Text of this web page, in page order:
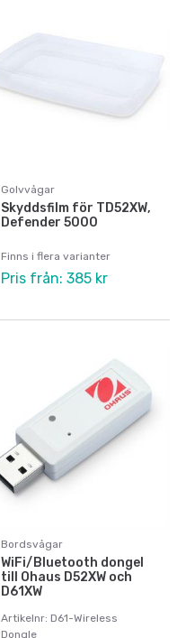
Golvvågar
Skyddsfilm för TD52XW,
Defender 5000
Finns i flera varianter
Pris från: 385 kr
Bordsvågar
WiFi/Bluetooth dongel
till Ohaus D52XW och
D61XW
Artikelnr: D61-Wireless
Dongle